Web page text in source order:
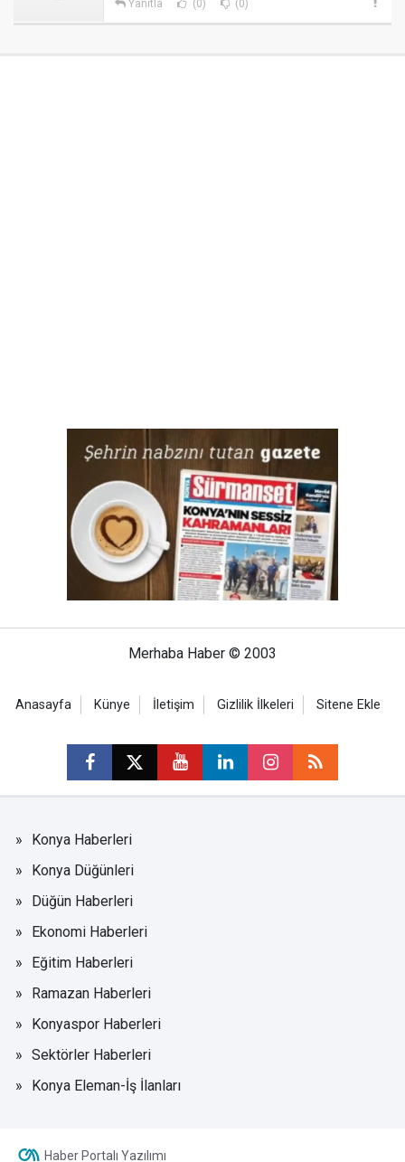
Yanıtla (0) (0)
Merhaba Haber © 2003
Anasayfa Künye İletişim Gizlilik İlkeleri Sitene Ekle
Konya Haberleri
Konya Düğünleri
Düğün Haberleri
Ekonomi Haberleri
Eğitim Haberleri
Ramazan Haberleri
Konyaspor Haberleri
Sektörler Haberleri
Konya Eleman-İş İlanları
Haber Portalı Yazılımı